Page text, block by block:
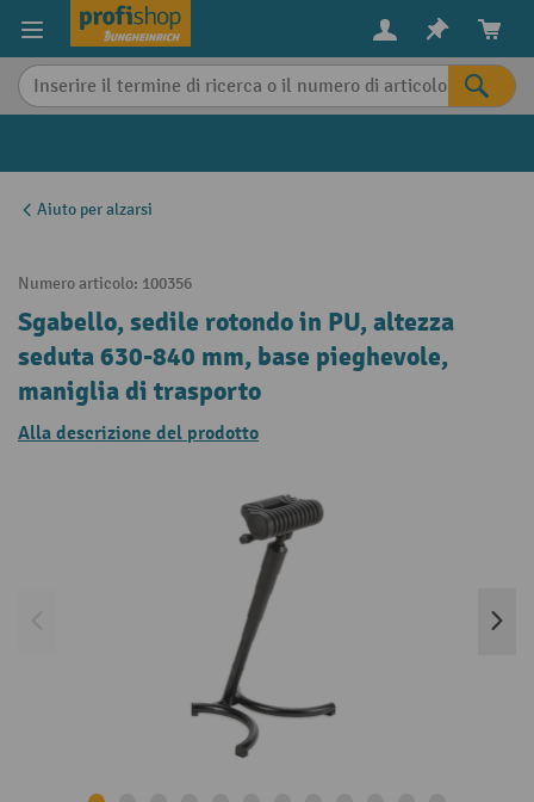
content
Aiuto per alzarsi
Numero articolo: 100356
Sgabello, sedile rotondo in PU, altezza
seduta 630-840 mm, base pieghevole,
maniglia di trasporto
Alla descrizione del prodotto